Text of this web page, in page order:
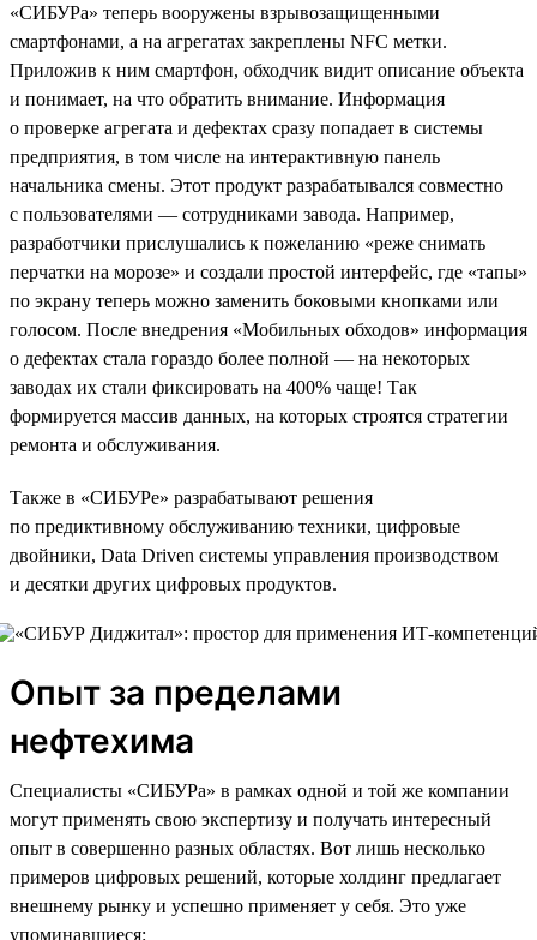
«СИБУРа» теперь вооружены взрывозащищенными
смартфонами, а на агрегатах закреплены NFC метки.
Приложив к ним смартфон, обходчик видит описание объекта
и понимает, на что обратить внимание. Информация
о проверке агрегата и дефектах сразу попадает в системы
предприятия, в том числе на интерактивную панель
начальника смены. Этот продукт разрабатывался совместно
с пользователями — сотрудниками завода. Например,
разработчики прислушались к пожеланию «реже снимать
перчатки на морозе» и создали простой интерфейс, где «тапы»
по экрану теперь можно заменить боковыми кнопками или
голосом. После внедрения «Мобильных обходов» информация
о дефектах стала гораздо более полной — на некоторых
заводах их стали фиксировать на 400% чаще! Так
формируется массив данных, на которых строятся стратегии
ремонта и обслуживания.
Также в «СИБУРе» разрабатывают решения
по предиктивному обслуживанию техники, цифровые
двойники, Data Driven системы управления производством
и десятки других цифровых продуктов.
Опыт за пределами
нефтехима
Специалисты «СИБУРа» в рамках одной и той же компании
могут применять свою экспертизу и получать интересный
опыт в совершенно разных областях. Вот лишь несколько
примеров цифровых решений, которые холдинг предлагает
внешнему рынку и успешно применяет у себя. Это уже
упоминавшиеся: